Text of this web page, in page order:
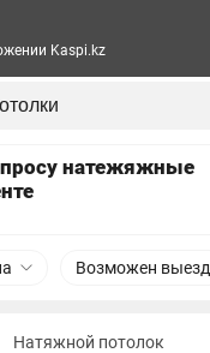
натежяжные
Возможен выезд
Натяжной потолок
Kaspi.kz